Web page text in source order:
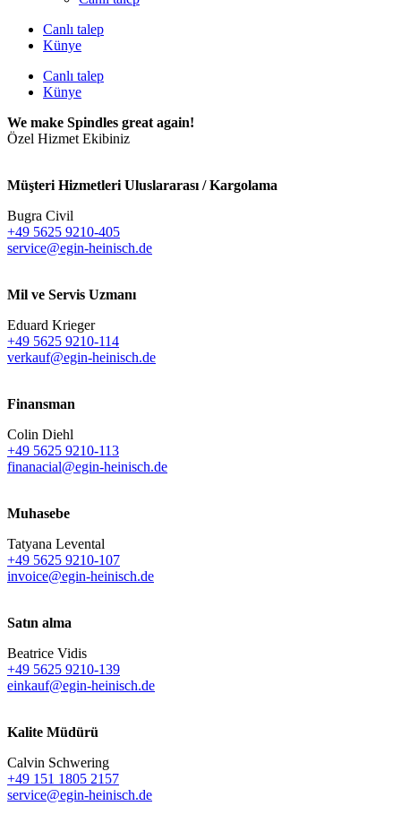
Canlı talep
Künye
Canlı talep
Künye
We make Spindles great again!
Özel Hizmet Ekibiniz
Müşteri Hizmetleri Uluslararası / Kargolama
Bugra Civil
+49 5625 9210-405
service@egin-heinisch.de
Mil ve Servis Uzmanı
Eduard Krieger
+49 5625 9210-114
verkauf@egin-heinisch.de
Finansman
Colin Diehl
+49 5625 9210-113
finanacial@egin-heinisch.de
Muhasebe
Tatyana Levental
+49 5625 9210-107
invoice@egin-heinisch.de
Satın alma
Beatrice Vidis
+49 5625 9210-139
einkauf@egin-heinisch.de
Kalite Müdürü
Calvin Schwering
+49 151 1805 2157
service@egin-heinisch.de